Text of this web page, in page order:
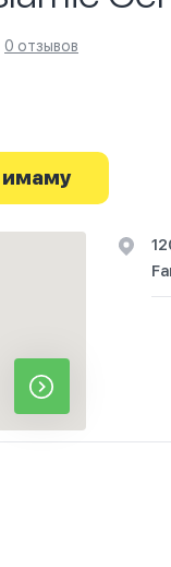
0 отзывов
посетителей
и узнайте о
здесь.
имаму